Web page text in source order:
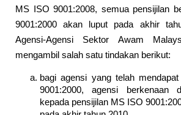
MS ISO 9001:2008, semua pensijilan
9001:2000 akan luput pada akhir
Agensi-Agensi Sektor Awam
mengambil salah satu tindakan berikut:
bagi agensi yang telah
9001:2000, agensi berkenaan
kepada pensijilan MS ISO